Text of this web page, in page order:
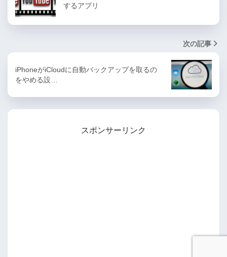
するアプリ
次の記事
iPhoneがiCloudに自動バックアップを取るの
をやめる設…
スポンサーリンク